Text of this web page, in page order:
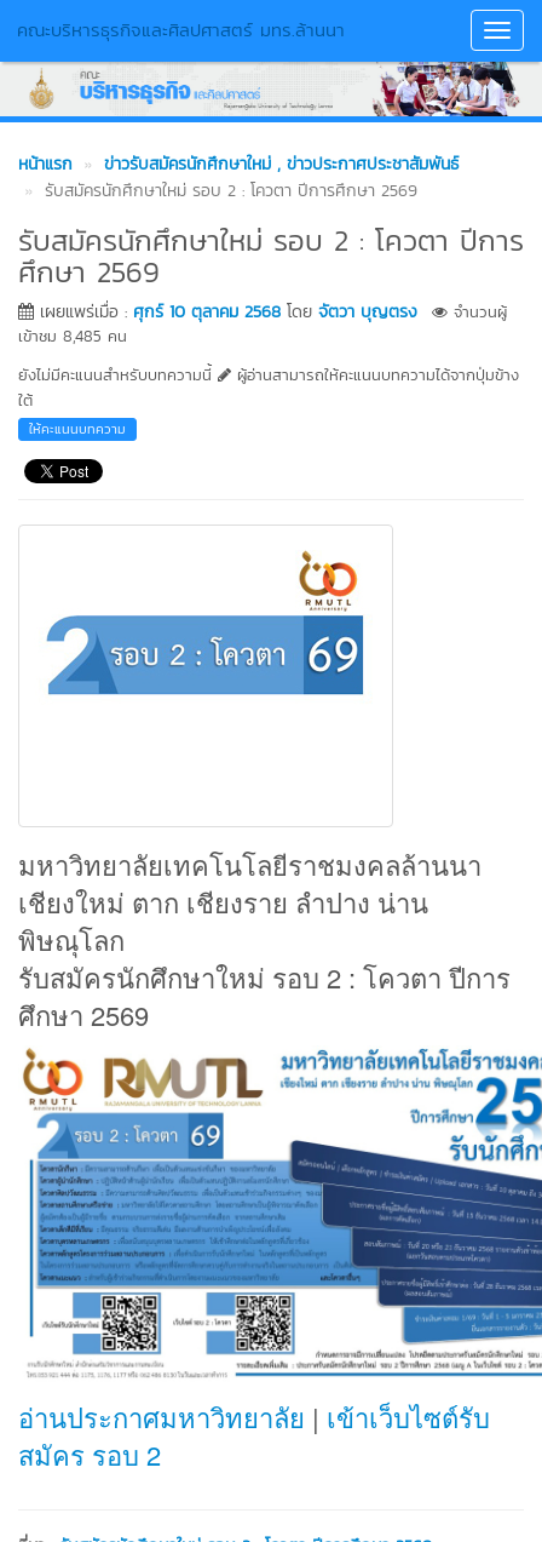
คณะบริหารธุรกิจและศิลปศาสตร์ มทร.ล้านนา
หน้าแรก ข่าวรับสมัครนักศึกษาใหม่ , ข่าวประกาศประชาสัมพันธ์
รับสมัครนักศึกษาใหม่ รอบ 2 : โควตา ปีการศึกษา 2569
รับสมัครนักศึกษาใหม่ รอบ 2 : โควตา ปีการ
ศึกษา 2569
เผยแพร่เมื่อ : ศุกร์ 10 ตุลาคม 2568 โดย จัตวา บุญตรง
จำนวนผู้
เข้าชม 8,485 คน
ยังไม่มีคะแนนสำหรับบทความนี้
ผู้อ่านสามารถให้คะแนนบทความได้จากปุ่มข้าง
ใต้
ให้คะแนนบทความ
มหาวิทยาลัยเทคโนโลยีราชมงคลล้านนา
เชียงใหม่ ตาก เชียงราย ลำปาง น่าน
พิษณุโลก
รับสมัครนักศึกษาใหม่ รอบ 2 : โควตา ปีการ
ศึกษา 2569
อ่านประกาศมหาวิทยาลัย | เข้าเว็บไซต์รับ
สมัคร รอบ 2